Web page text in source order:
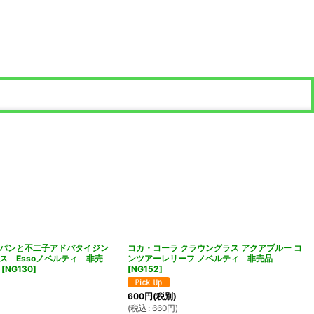
ンと不二子アドバタイジン
ス Essoノベルティ 非売
[NG130]
コカ・コーラ クラウングラス アクアブルー コ
ンツアーレリーフ ノベルティ 非売品
[NG152]
600円(税別)
(税込 : 660円)